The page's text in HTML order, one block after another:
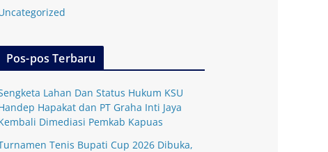
Pos-pos Terbaru
Lahan Dan Status Hukum KSU
Hapakat dan PT Graha Inti Jaya
Dimediasi Pemkab Kapuas
Tenis Bupati Cup 2026 Dibuka,